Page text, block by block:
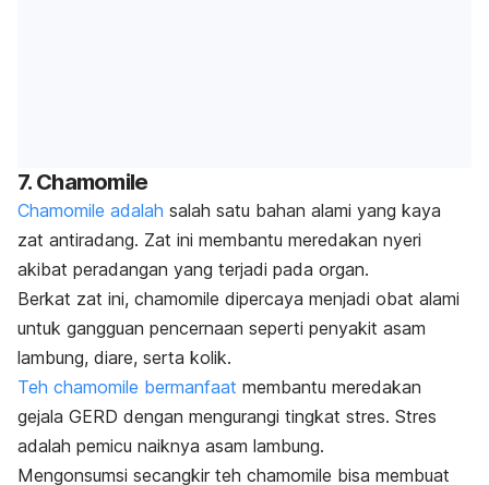
7. Chamomile
Chamomile adalah salah satu bahan alami yang kaya
zat antiradang. Zat ini membantu meredakan nyeri
akibat peradangan yang terjadi pada organ.
Berkat zat ini, chamomile dipercaya menjadi obat alami
untuk gangguan pencernaan seperti penyakit asam
lambung, diare, serta kolik.
Teh chamomile bermanfaat membantu meredakan
gejala GERD dengan mengurangi tingkat stres. Stres
adalah pemicu naiknya asam lambung.
Mengonsumsi secangkir teh chamomile bisa membuat